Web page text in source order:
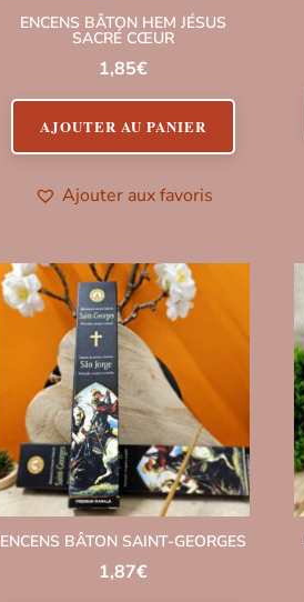
ENCENS BÂTON HEM JÉSUS
SACRÉ CŒUR
1,85€
AJOUTER AU PANIER
Ajouter aux favoris
ENCENS BÂTON SAINT-GEORGES
1,87€